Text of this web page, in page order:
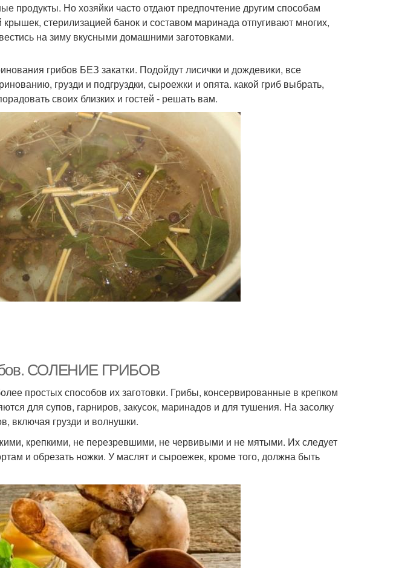
продукты. Но хозяйки часто отдают предпочтение другим способам
крышек, стерилизацией банок и составом маринада отпугивают многих,
на зиму вкусными домашними заготовками.
грибов БЕЗ закатки. Подойдут лисички и дождевики, все
грузди и подгруздки, сыроежки и опята. какой гриб выбрать,
своих близких и гостей - решать вам.
СОЛЕНИЕ ГРИБОВ
простых способов их заготовки. Грибы, консервированные в крепком
для супов, гарниров, закусок, маринадов и для тушения. На засолку
включая грузди и волнушки.
крепкими, не перезревшими, не червивыми и не мятыми. Их следует
и обрезать ножки. У маслят и сыроежек, кроме того, должна быть